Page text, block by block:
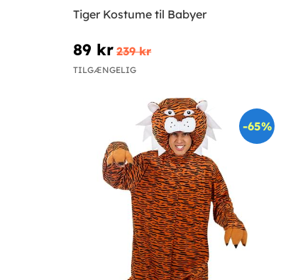
Tiger Kostume til Babyer
89 kr 239 kr
TILGÆNGELIG
-65%